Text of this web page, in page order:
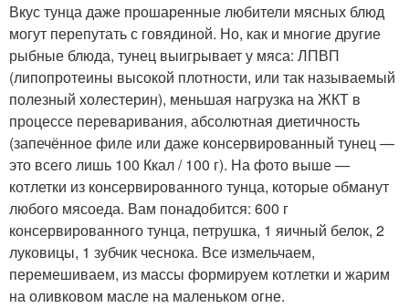
Вкус тунца даже прошаренные любители мясных блюд
могут перепутать с говядиной. Но, как и многие другие
рыбные блюда, тунец выигрывает у мяса: ЛПВП
(липопротеины высокой плотности, или так называемый
полезный холестерин), меньшая нагрузка на ЖКТ в
процессе переваривания, абсолютная диетичность
(запечённое филе или даже консервированный тунец —
это всего лишь 100 Ккал / 100 г). На фото выше —
котлетки из консервированного тунца, которые обманут
любого мясоеда. Вам понадобится: 600 г
консервированного тунца, петрушка, 1 яичный белок, 2
луковицы, 1 зубчик чеснока. Все измельчаем,
перемешиваем, из массы формируем котлетки и жарим
на оливковом масле на маленьком огне.